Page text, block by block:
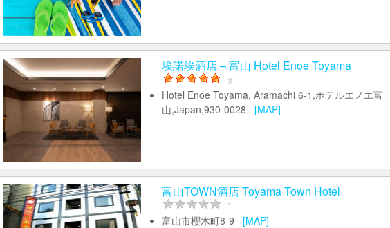
埃諾埃酒店 – 富山 Hotel Enoe Toyama
#
Hotel Enoe Toyama, Aramachi 6-1,ホテルエノエ富
山,Japan,930-0028 [MAP]
富山TOWN酒店 Toyama Town Hotel
*
富山市櫻木町8-9 [MAP]